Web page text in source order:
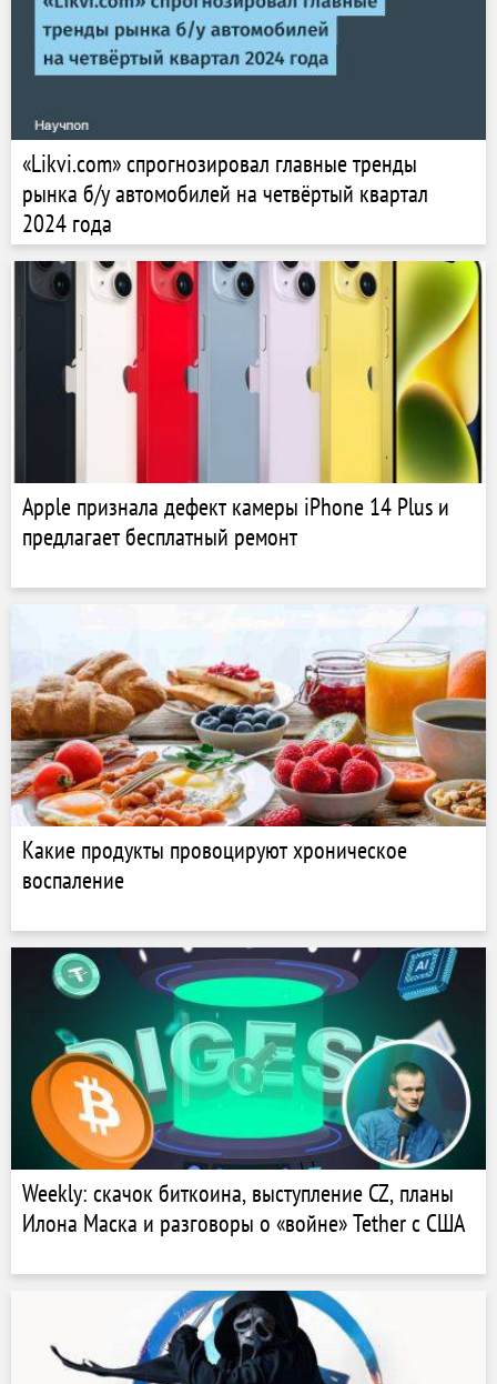
«Likvi.com» спрогнозировал главные тренды
рынка б/у автомобилей на четвёртый квартал
2024 года
Apple признала дефект камеры iPhone 14 Plus и
предлагает бесплатный ремонт
Какие продукты провоцируют хроническое
воспаление
Weekly: скачок биткоина, выступление CZ, планы
Илона Маска и разговоры о «войне» Tether с США